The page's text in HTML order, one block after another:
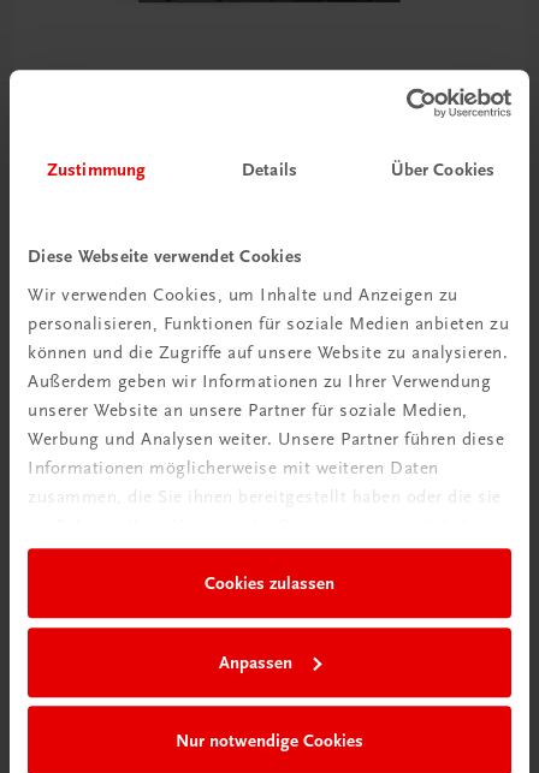
Zustimmung Details Über Cookies
Diese Webseite verwendet Cookies
Wir verwenden Cookies, um Inhalte und Anzeigen zu
personalisieren, Funktionen für soziale Medien anbieten zu
können und die Zugriffe auf unsere Website zu analysieren.
Außerdem geben wir Informationen zu Ihrer Verwendung
unserer Website an unsere Partner für soziale Medien,
Werbung und Analysen weiter. Unsere Partner führen diese
Informationen möglicherweise mit weiteren Daten
zusammen, die Sie ihnen bereitgestellt haben oder die sie
Cookies zulassen
Anpassen
Nur notwendige Cookies
My Culinary Ikigai
Fine Dining mit den Gourmetrezepten von Christoph